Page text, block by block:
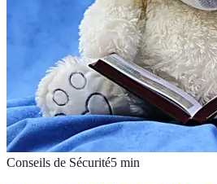
Conseils de Sécurité5 min